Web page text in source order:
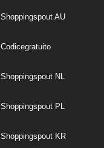
Shoppingspout AU
Codicegratuito
Shoppingspout NL
Shoppingspout PL
Shoppingspout KR